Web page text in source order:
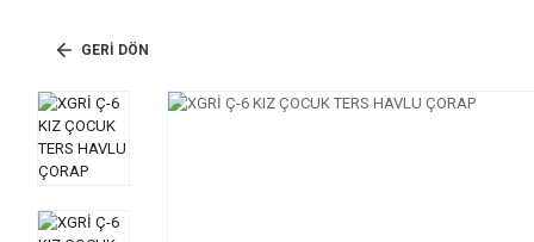
GERI DÖN